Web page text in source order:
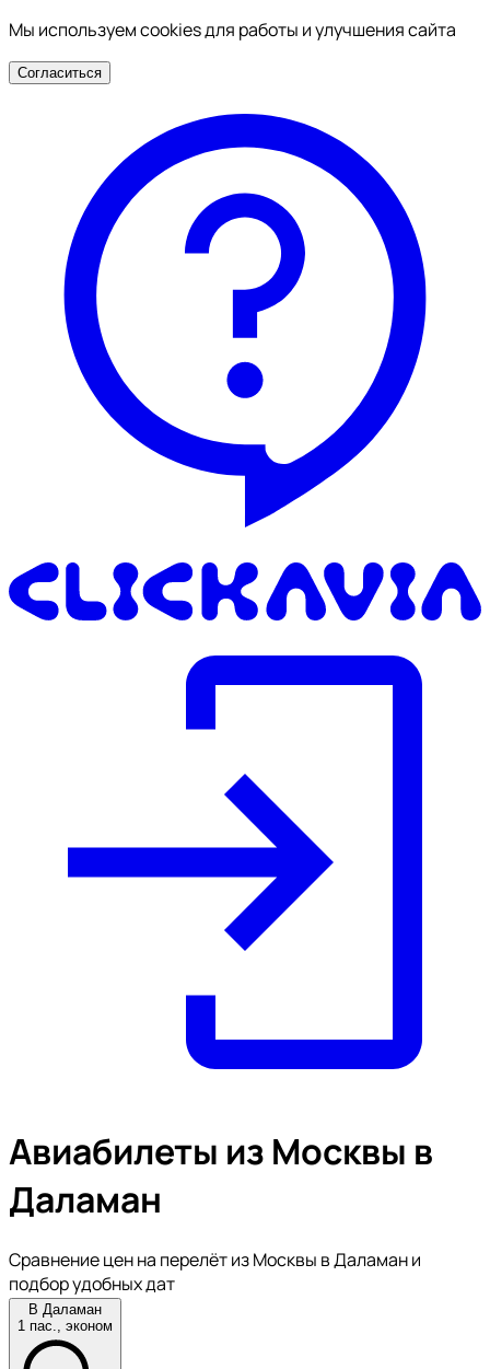
Мы используем cookies для работы и улучшения сайта
Согласиться
Авиабилеты из Москвы в
Даламан
Сравнение цен на перелёт из Москвы в Даламан и
подбор удобных дат
В Даламан
1 пас., эконом